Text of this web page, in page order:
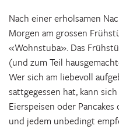
Nach einer erholsamen
Morgen am grossen
«Wohnstuba». Das
(und zum Teil
Wer sich am liebevoll
sattgegessen hat, kann
Eierspeisen oder
und jedem unbedingt